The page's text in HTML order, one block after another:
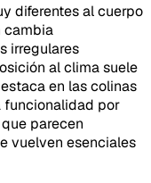
diferentes al cuerpo
cambia
irregulares
al clima suele
en las colinas
funcionalidad por
parecen
vuelven esenciales